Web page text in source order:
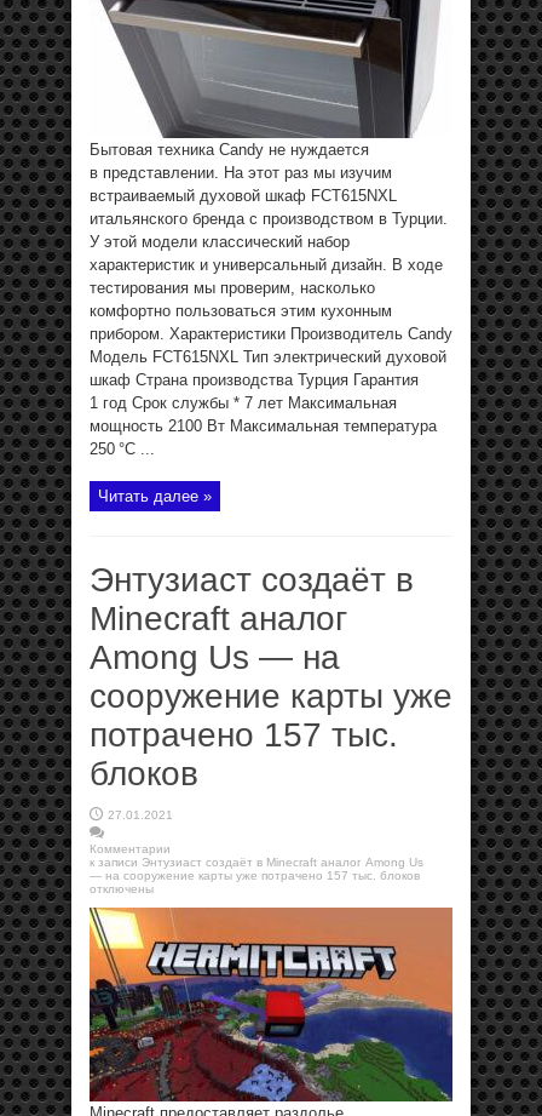
Бытовая техника Candy не нуждается
в представлении. На этот раз мы изучим
встраиваемый духовой шкаф FCT615NXL
итальянского бренда с производством в Турции.
У этой модели классический набор
характеристик и универсальный дизайн. В ходе
тестирования мы проверим, насколько
комфортно пользоваться этим кухонным
прибором. Характеристики Производитель Candy
Модель FCT615NXL Тип электрический духовой
шкаф Страна производства Турция Гарантия
1 год Срок службы * 7 лет Максимальная
мощность 2100 Вт Максимальная температура
250 °C ...
Читать далее »
Энтузиаст создаёт в
Minecraft аналог
Among Us — на
сооружение карты уже
потрачено 157 тыс.
блоков
27.01.2021
Комментарии
к записи Энтузиаст создаёт в Minecraft аналог Among Us
— на сооружение карты уже потрачено 157 тыс. блоков
отключены